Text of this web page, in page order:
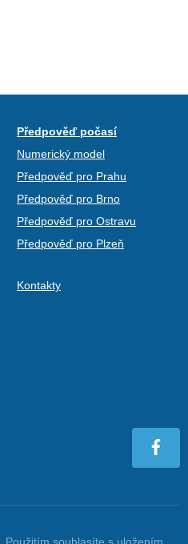
Předpověď počasí
Numerický model
Předpověď pro Prahu
Předpověď pro Brno
Předpověď pro Ostravu
Předpověď pro Plzeň
Kontakty
Použitím souhlasíte s uložením